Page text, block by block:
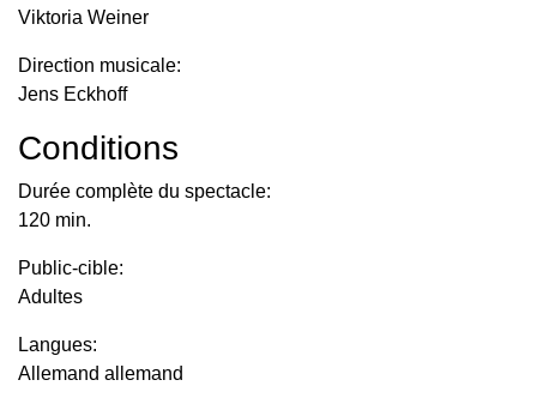
Viktoria Weiner
Direction musicale:
Jens Eckhoff
Conditions
Durée complète du spectacle:
120 min.
Public-cible:
Adultes
Langues:
Allemand allemand